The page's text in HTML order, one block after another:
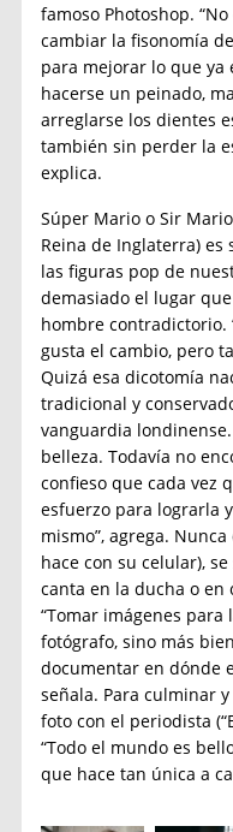
famoso Photoshop.
cambiar la fisonomía
para mejorar lo que ya
hacerse un peinado,
arreglarse los dientes
también sin perder la
explica.
Súper Mario o Sir
Reina de Inglaterra)
las figuras pop de
demasiado el lugar
hombre contradictorio.
gusta el cambio, pero
Quizá esa dicotomía
tradicional y
vanguardia
belleza. Todavía no
confieso que cada vez
esfuerzo para lograrla
mismo”, agrega.
hace con su celular),
canta en la ducha o
“Tomar imágenes
fotógrafo, sino más
documentar en dónde
señala. Para culminar
foto con el periodista
“Todo el mundo es
que hace tan única a